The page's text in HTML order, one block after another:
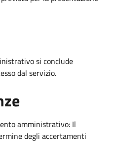
si conclude
dal servizio.
amministrativo: Il
degli accertamenti